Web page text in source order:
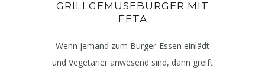
GRILLGEMÜSEBURGER MIT
FETA
Wenn jemand zum Burger-Essen einlädt
und Vegetarier anwesend sind, dann greift